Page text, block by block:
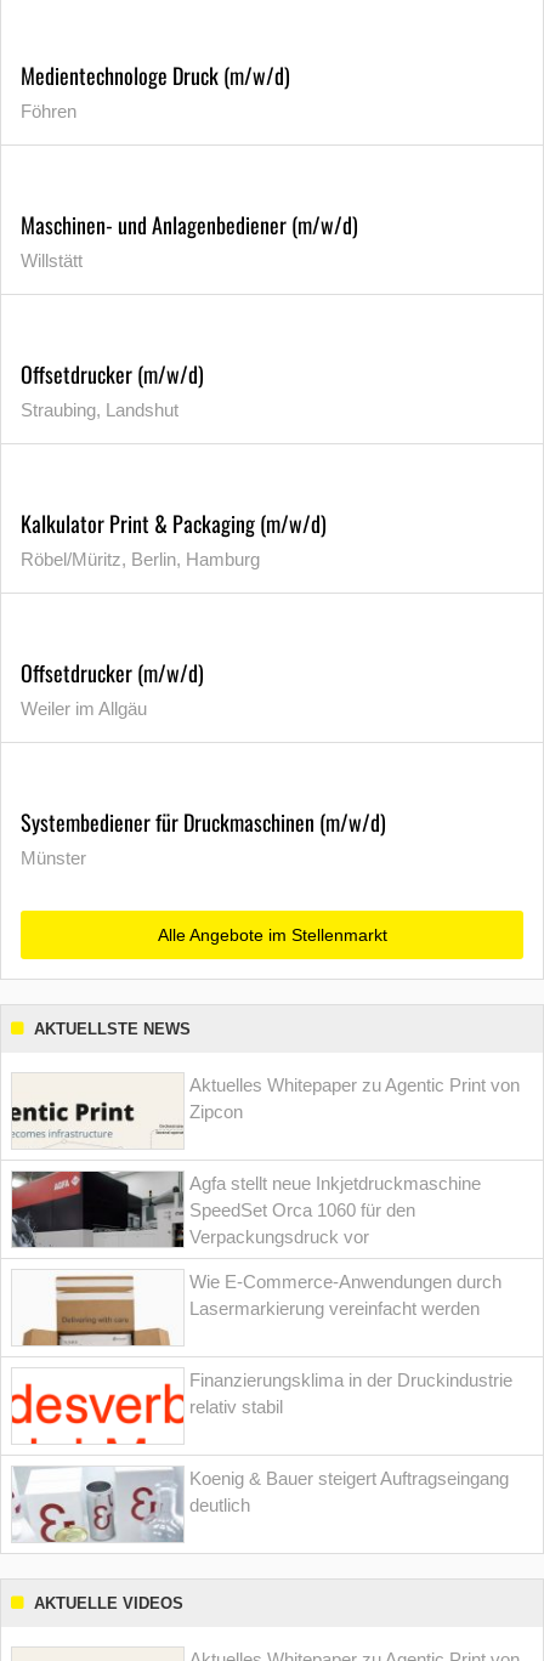
Medientechnologe Druck (m/w/d)
Föhren
Maschinen- und Anlagenbediener (m/w/d)
Willstätt
Offsetdrucker (m/w/d)
Straubing, Landshut
Kalkulator Print & Packaging (m/w/d)
Röbel/Müritz, Berlin, Hamburg
Offsetdrucker (m/w/d)
Weiler im Allgäu
Systembediener für Druckmaschinen (m/w/d)
Münster
Alle Angebote im Stellenmarkt
AKTUELLSTE NEWS
Aktuelles Whitepaper zu Agentic Print von
Zipcon
Agfa stellt neue Inkjetdruckmaschine
SpeedSet Orca 1060 für den
Verpackungsdruck vor
Wie E-Commerce-Anwendungen durch
Lasermarkierung vereinfacht werden
Finanzierungsklima in der Druckindustrie
relativ stabil
Koenig & Bauer steigert Auftragseingang
deutlich
AKTUELLE VIDEOS